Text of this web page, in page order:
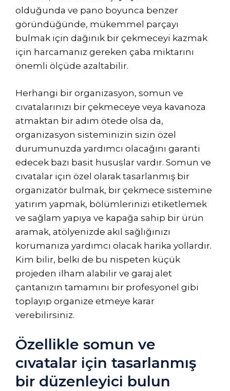
olduğunda ve pano boyunca benzer
göründüğünde, mükemmel parçayı
bulmak için dağınık bir çekmeceyi kazmak
için harcamanız gereken çaba miktarını
önemli ölçüde azaltabilir.
Herhangi bir organizasyon, somun ve
cıvatalarınızı bir çekmeceye veya kavanoza
atmaktan bir adım ötede olsa da,
organizasyon sisteminizin sizin özel
durumunuzda yardımcı olacağını garanti
edecek bazı basit hususlar vardır. Somun ve
cıvatalar için özel olarak tasarlanmış bir
organizatör bulmak, bir çekmece sistemine
yatırım yapmak, bölümlerinizi etiketlemek
ve sağlam yapıya ve kapağa sahip bir ürün
aramak, atölyenizde akıl sağlığınızı
korumanıza yardımcı olacak harika yollardır.
Kim bilir, belki de bu nispeten küçük
projeden ilham alabilir ve garaj alet
çantanızın tamamını bir profesyonel gibi
toplayıp organize etmeye karar
verebilirsiniz.
Özellikle somun ve
cıvatalar için tasarlanmış
bir düzenleyici bulun